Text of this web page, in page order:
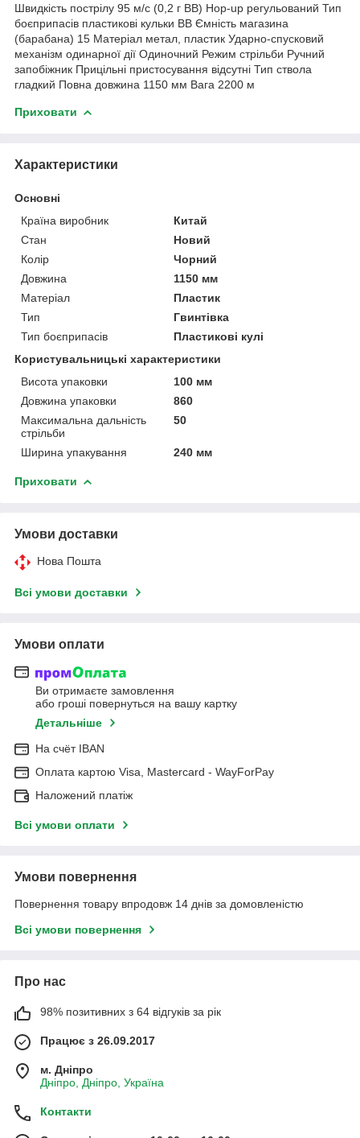
Швидкість пострілу 95 м/с (0,2 г BB) Hop-up регульований Тип
боєприпасів пластикові кульки BB Ємність магазина
(барабана) 15 Матеріал метал, пластик Ударно-спусковий
механізм одинарної дії Одиночний Режим стрільби Ручний
запобіжник Прицільні пристосування відсутні Тип ствола
гладкий Повна довжина 1150 мм Вага 2200 м
Приховати
Характеристики
Основні
Країна виробник
Китай
Стан
Новий
Колір
Чорний
Довжина
1150 мм
Матеріал
Пластик
Тип
Гвинтівка
Тип боєприпасів
Пластикові кулі
Користувальницькі характеристики
Висота упаковки
100 мм
Довжина упаковки
860
Максимальна дальність
стрільби
50
Ширина упакування 240 мм
Приховати
Умови доставки
Нова Пошта
Всі умови доставки
Умови оплати
Ви отримаєте замовлення
або гроші повернуться на вашу картку
Детальніше
На cчёт IBAN
Оплата картою Visa, Mastercard - WayForPay
Наложений платіж
Всі умови оплати
Умови повернення
Повернення товару впродовж 14 днів за домовленістю
Всі умови повернення
Про нас
98% позитивних з 64 відгуків за рік
Працює з 26.09.2017
м. Дніпро
Дніпро, Дніпро, Україна
Контакти